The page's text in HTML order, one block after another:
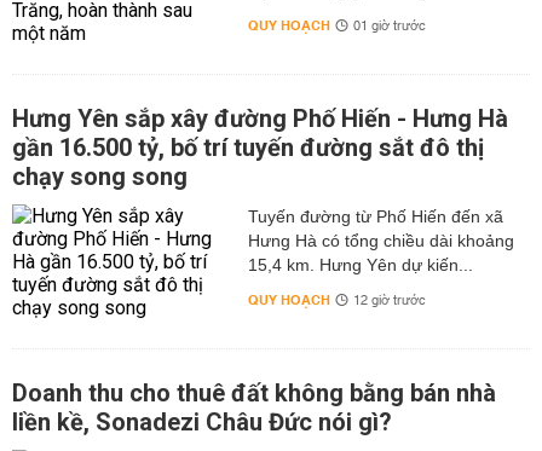
QUY HOẠCH 01 giờ trước
Hưng Yên sắp xây đường Phố Hiến - Hưng Hà
gần 16.500 tỷ, bố trí tuyến đường sắt đô thị
chạy song song
Tuyến đường từ Phố Hiến đến xã
Hưng Hà có tổng chiều dài khoảng
15,4 km. Hưng Yên dự kiến...
QUY HOẠCH 12 giờ trước
Doanh thu cho thuê đất không bằng bán nhà
liền kề, Sonadezi Châu Đức nói gì?